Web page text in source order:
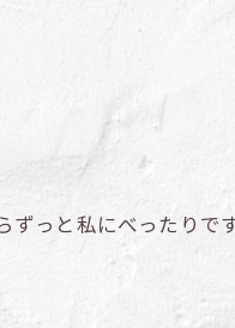
ずっと私にべったりで